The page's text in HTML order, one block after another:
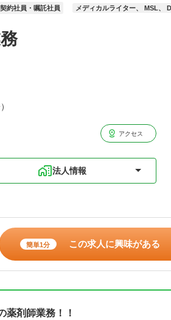
契約社員・嘱託社員 メディカルライター、 MSL、
アクセス
法人情報
簡単1分 この求人に興味がある
剤師業務！！